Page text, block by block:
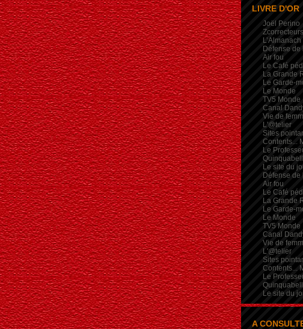
LIVRE D'OR
Joël Perino
Défense
Air fou
Le Café
La Grande
Le Garde-
Le Monde
TV5 Monde
Canal
Vie de
L'@telier
Sites
Contents...
Le
Le site du
Défense
Air fou
Le Café
La Grande
Le Garde-
Le Monde
TV5 Monde
Canal
Vie de
L'@telier
Sites
Contents...
Le
Le site du
A